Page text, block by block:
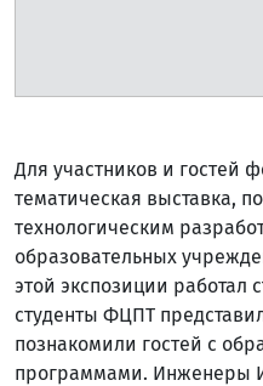
Для участников и гостей
тематическая выставка,
технологическим
образовательных
этой экспозиции работал
студенты ФЦПТ
познакомили гостей с
программами. Инженеры